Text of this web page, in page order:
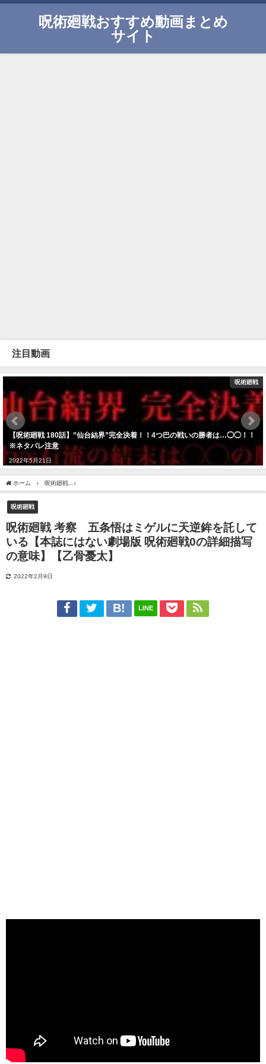
呪術廻戦おすすめ動画まとめ
サイト
注目動画
呪術廻戦
【呪術廻戦 180話】”仙台結界”完全決着！！4つ巴の戦いの勝者は…◯◯！！
※ネタバレ注意
2022年5月21日
ホーム 呪術廻戦
呪術廻戦
呪術廻戦 考察 五条悟はミゲルに天逆鉾を託して
いる【本誌にはない劇場版 呪術廻戦0の詳細描写
の意味】【乙骨憂太】
2022年2月9日
LINE